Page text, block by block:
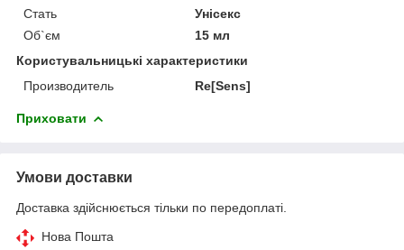
Стать
Унісекс
Об`єм
15 мл
Користувальницькі характеристики
Производитель
Re[Sens]
Приховати
Умови доставки
Доставка здійснюється тільки по передоплаті.
Нова Пошта